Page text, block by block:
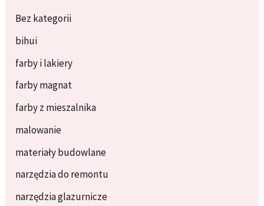
Bez kategorii
bihui
farby i lakiery
farby magnat
farby z mieszalnika
malowanie
materiały budowlane
narzędzia do remontu
narzędzia glazurnicze